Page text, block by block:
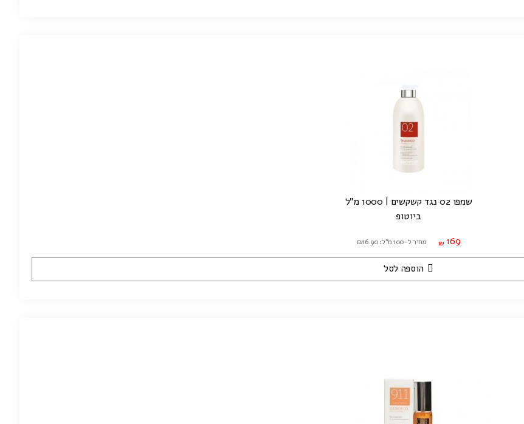
שמפו 02 נגד קשקשים | 1000 מ"ל
ביוטופ
₪ 169 מחיר ל-100 מ"ל: ₪16.90
הוספה לסל